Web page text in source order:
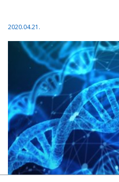
2020.04.21.